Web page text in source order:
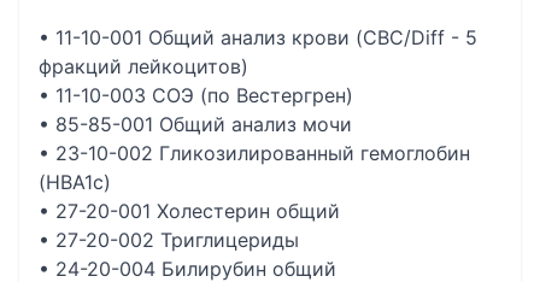
• 11-10-001 Общий анализ крови (CBC/Diff - 5
фракций лейкоцитов)
• 11-10-003 СОЭ (по Вестергрен)
• 85-85-001 Общий анализ мочи
• 23-10-002 Гликозилированный гемоглобин
(HBA1c)
• 27-20-001 Холестерин общий
• 27-20-002 Триглицериды
• 24-20-004 Билирубин общий